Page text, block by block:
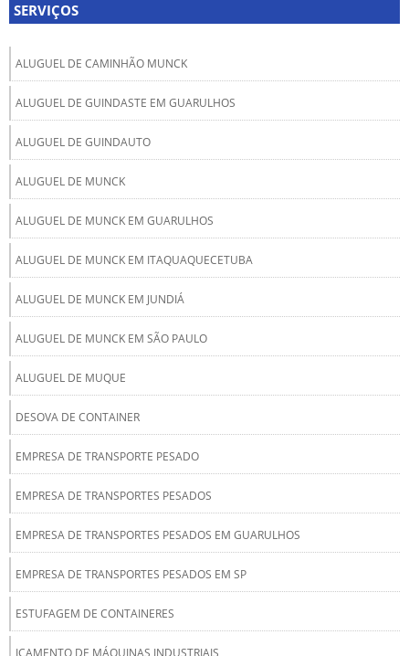
SERVIÇOS
ALUGUEL DE CAMINHÃO MUNCK
ALUGUEL DE GUINDASTE EM GUARULHOS
ALUGUEL DE GUINDAUTO
ALUGUEL DE MUNCK
ALUGUEL DE MUNCK EM GUARULHOS
ALUGUEL DE MUNCK EM ITAQUAQUECETUBA
ALUGUEL DE MUNCK EM JUNDIÁ
ALUGUEL DE MUNCK EM SÃO PAULO
ALUGUEL DE MUQUE
DESOVA DE CONTAINER
EMPRESA DE TRANSPORTE PESADO
EMPRESA DE TRANSPORTES PESADOS
EMPRESA DE TRANSPORTES PESADOS EM GUARULHOS
EMPRESA DE TRANSPORTES PESADOS EM SP
ESTUFAGEM DE CONTAINERES